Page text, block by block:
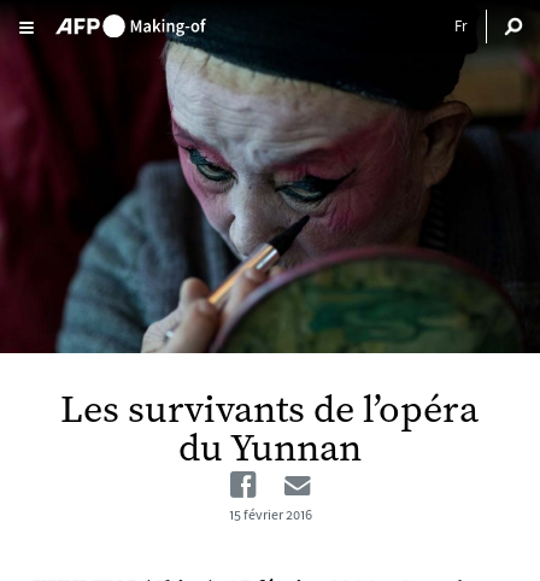
Aller au contenu principal
Les survivants de l’opéra
du Yunnan
Facebook
15 février 2016